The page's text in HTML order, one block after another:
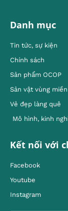
Danh mục
Tin tức, sự kiện
Chính sách
Sản phẩm OCOP
Sản vật vùng miền
Vẻ đẹp làng quê
Mô hình, kinh
Kết nối với
Facebook
Youtube
Instagram